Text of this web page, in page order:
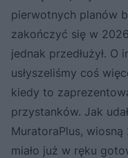
pierwotnych planów
zakończyć się w
jednak przedłużył.
usłyszeliśmy coś
kiedy to
przystanków. Jak
MuratoraPlus,
miało już w ręku